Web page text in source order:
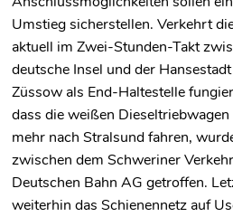
Umstieg sicherstellen. Verkehrt
aktuell im Zwei-Stunden-Takt
deutsche Insel und der
Züssow als End-Haltestelle
dass die weißen
mehr nach Stralsund fahren,
zwischen dem Schweriner
Deutschen Bahn AG getroffen.
weiterhin das Schienennetz auf